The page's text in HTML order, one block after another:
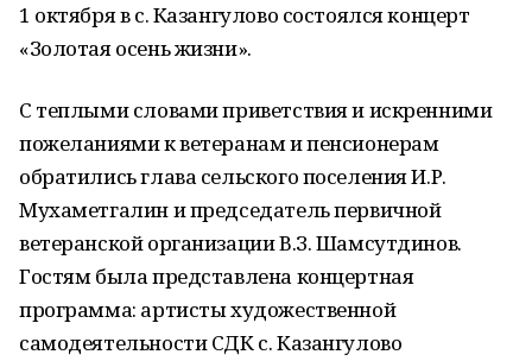
1 октября в с. Казангулово состоялся концерт
«Золотая осень жизни».
С теплыми словами приветствия и искренними
пожеланиями к ветеранам и пенсионерам
обратились глава сельского поселения И.Р.
Мухаметгалин и председатель первичной
ветеранской организации В.З. Шамсутдинов.
Гостям была представлена концертная
программа: артисты художественной
самодеятельности СДК с. Казангулово